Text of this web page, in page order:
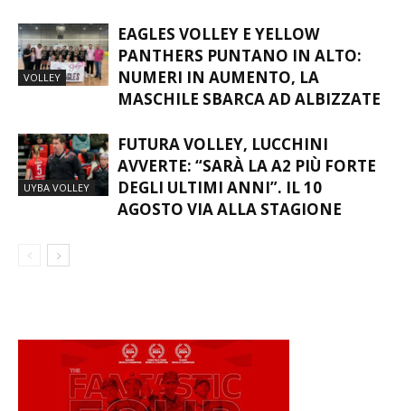
VOLLEY
EAGLES VOLLEY E YELLOW
PANTHERS PUNTANO IN ALTO:
NUMERI IN AUMENTO, LA
MASCHILE SBARCA AD ALBIZZATE
UYBA VOLLEY
FUTURA VOLLEY, LUCCHINI
AVVERTE: “SARÀ LA A2 PIÙ FORTE
DEGLI ULTIMI ANNI”. IL 10
AGOSTO VIA ALLA STAGIONE